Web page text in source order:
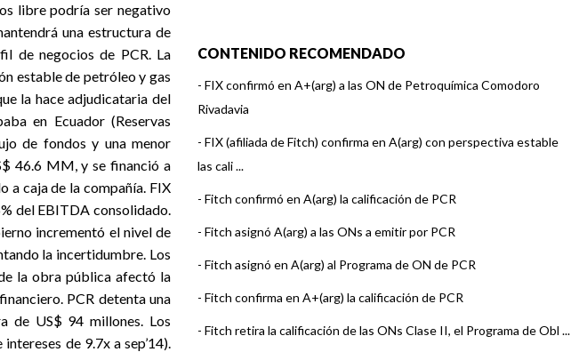
libre podría ser negativo
una estructura de
de negocios de PCR. La
estable de petróleo y gas
la hace adjudicataria del
en Ecuador (Reservas
de fondos y una menor
46.6 MM, y se financió a
a caja de la compañía. FIX
del EBITDA consolidado.
incrementó el nivel de
la incertidumbre. Los
la obra pública afectó la
PCR detenta una
de US$ 94 millones. Los
de 9.7x a sep’14).
CONTENIDO RECOMENDADO
- FIX confirmó en A+(arg) a las ON de Petroquímica Comodoro
Rivadavia
- FIX (afiliada de Fitch) confirma en A(arg) con perspectiva estable
las cali ...
- Fitch confirmó en A(arg) la calificación de PCR
- Fitch asignó A(arg) a las ONs a emitir por PCR
- Fitch asignó en A(arg) al Programa de ON de PCR
- Fitch confirma en A+(arg) la calificación de PCR
- Fitch retira la calificación de las ONs Clase II, el Programa de Obl ...